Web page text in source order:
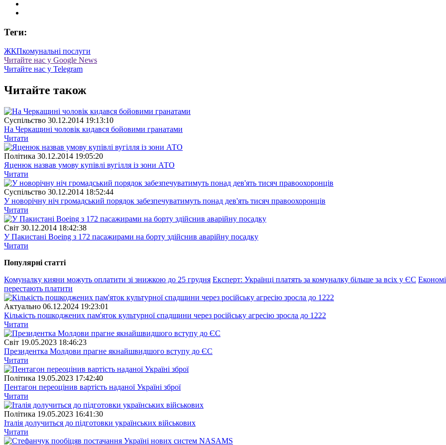
Теги:
ЖКПкомунальні послуги
Читайте нас у Google News
Читайте нас у Telegram
Читайте також
Суспiльство 30.12.2014 19:13:10
На Черкащині чоловік кидався бойовими гранатами
Читати
Полiтика 30.12.2014 19:05:20
Яценюк назвав умову купівлі вугілля із зони АТО
Читати
Суспiльство 30.12.2014 18:52:44
У новорічну ніч громадський порядок забезпечуватимуть понад дев'ять тисяч правоохоронців
Читати
Свiт 30.12.2014 18:42:38
У Пакистані Boeing з 172 пасажирами на борту здійснив аварійну посадку
Читати
Популярнi статтi
Комуналку кияни можуть оплатити зі знижкою до 25 грудня Експерт: Українці платять за комуналку більше за всіх у ЄС
перестають платити
Актуально 06.12.2024 19:23:01
Кількість пошкоджених пам'яток культурної спадщини через російську агресію зросла до 1222
Читати
Свiт 19.05.2023 18:46:23
Президентка Молдови прагне якнайшвидшого вступу до ЄС
Читати
Полiтика 19.05.2023 17:42:40
Пентагон переоцінив вартість наданої Україні зброї
Читати
Полiтика 19.05.2023 16:41:30
Італія долучиться до підготовки українських військових
Читати